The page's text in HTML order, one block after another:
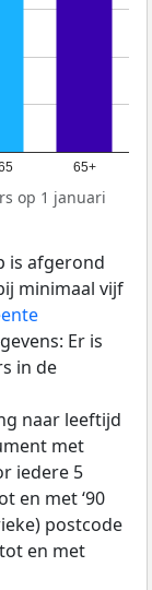
65+
op 1 januari
is afgerond
minimaal vijf
Er is
in de
naar leeftijd
met
iedere 5
en met ‘90
postcode
en met